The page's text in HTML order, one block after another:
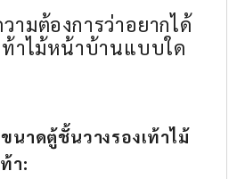
ามต้องการว่าอยากได้
ท้าไม้หน้าบ้านแบบใด
นาดตู้ชั้นวางรองเท้าไม้
า: